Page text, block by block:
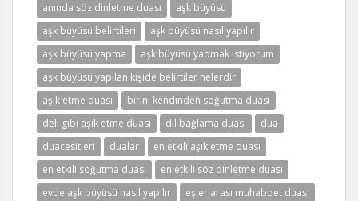
anında söz dinletme duası
aşk büyüsü
aşk büyüsü belirtileri
aşk büyüsü nasıl yapılır
aşk büyüsü yapma
aşk büyüsü yapmak istiyorum
aşk büyüsü yapılan kişide belirtiler nelerdir
aşık etme duası
birini kendinden soğutma duası
deli gibi aşık etme duası
dil bağlama duası
dua
duacesitleri
dualar
en etkili aşık etme duası
en etkili soğutma duası
en etkili söz dinletme duası
evde aşk büyüsü nasıl yapılır
eşler arası muhabbet duası